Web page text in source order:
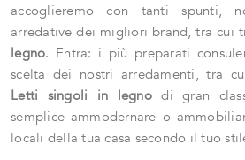
accoglieremo con tanti spunti,
arredative dei migliori brand, tra cui
legno. Entra: i più preparati
scelta dei nostri arredamenti, tra
Letti singoli
in legnodi gran
semplice ammodernare o
locali della tua casa secondo il tuo